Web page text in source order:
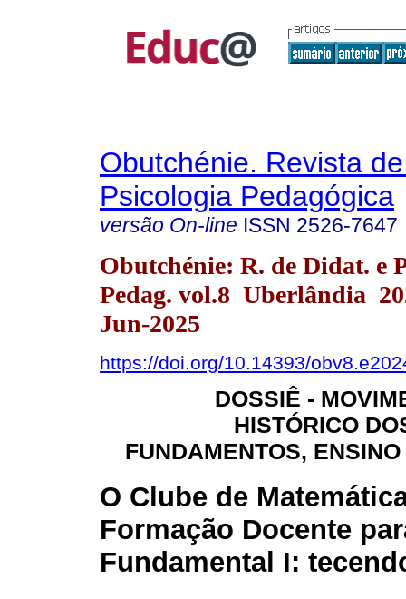
Obutchénie. Revista
Psicologia Pedagógica
versão On-line ISSN 2526-7647
Obutchénie: R. de Didat. e
Pedag. vol.8 Uberlândia
Jun-2025
https://doi.org/10.14393/
DOSSIÊ -
HISTÓRICO
FUNDAMENTOS,
O Clube de
Formação Docente
Fundamental I: